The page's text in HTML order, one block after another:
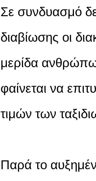
Σε συνδυασμό
διαβίωσης οι
μερίδα
φαίνεται να
τιμών των
Παρά το